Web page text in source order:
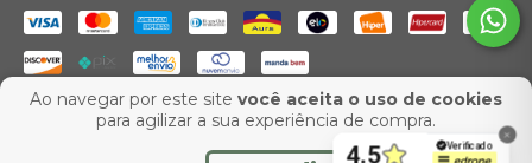
Ao navegar por este site você aceita o uso de cookies
para agilizar a sua experiência de compra.
Desenvolvimento: Agência Ux Web -Marketing para E-Commerce